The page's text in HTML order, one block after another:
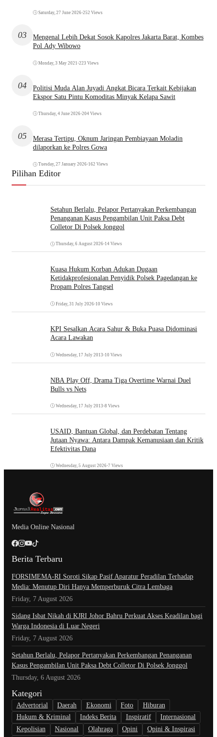
Saturday, 27 June 2026•252 Views
03
Mengenal Lebih Dekat Sosok Kapolres Jakarta Barat, Kombes
Pol Ady Wibowo
Monday, 3 May 2021 •223 Views
04
Politisi Muda Alan Juyadi Angkat Bicara Terkait Kebijakan
Ekspor Satu Pintu Komoditas Minyak Kelapa Sawit
Thursday, 4 June 2026•204 Views
05
Merasa Tertipu, Oknum Jaringan Pembiayaan Moladin
dilaporkan ke Polres Gowa
Tuesday, 27 January 2026•162 Views
Pilihan Editor
Setahun Berlalu, Pelapor Pertanyakan Perkembangan
Penanganan Kasus Pengambilan Unit Paksa Debt
Colletor Di Polsek Jonggol
Thursday, 6 August 2026•14 Views
Kuasa Hukum Korban Adukan Dugaan
Ketidakprofesionalan Penyidik Polsek Pagedangan ke
Propam Polres Tangsel
Friday, 31 July 2026•10 Views
KPI Sesalkan Acara Sahur & Buka Puasa Didominasi
Acara Lawakan
Wednesday, 17 July 2013 •10 Views
NBA Play Off, Drama Tiga Overtime Warnai Duel
Bulls vs Nets
Wednesday, 17 July 2013 •8 Views
USAID, Bantuan Global, dan Perdebatan Tentang
Jutaan Nyawa: Antara Dampak Kemanusiaan dan Kritik
Efektivitas Dana
Wednesday, 5 August 2026•7 Views
Media Online Nasional
Berita Terbaru
​FORSIMEMA-RI Soroti Sikap Pasif Aparatur Peradilan Terhadap
Media: Menutup Diri Hanya Memperburuk Citra Lembaga
Friday, 7 August 2026
Sidang Isbat Nikah di KJRI Johor Bahru Perkuat Akses Keadilan bagi
Warga Indonesia di Luar Negeri
Friday, 7 August 2026
Setahun Berlalu, Pelapor Pertanyakan Perkembangan Penanganan
Kasus Pengambilan Unit Paksa Debt Colletor Di Polsek Jonggol
Thursday, 6 August 2026
Kategori
Advertorial Daerah Ekonomi Foto
Hiburan
Hukum & Kriminal
Indeks Berita Inspiratif
Internasional
Kepolisian
Nasional Olahraga Opini Opini & Inspirasi